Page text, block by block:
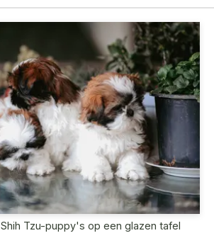
Shih Tzu-puppy's op een glazen tafel